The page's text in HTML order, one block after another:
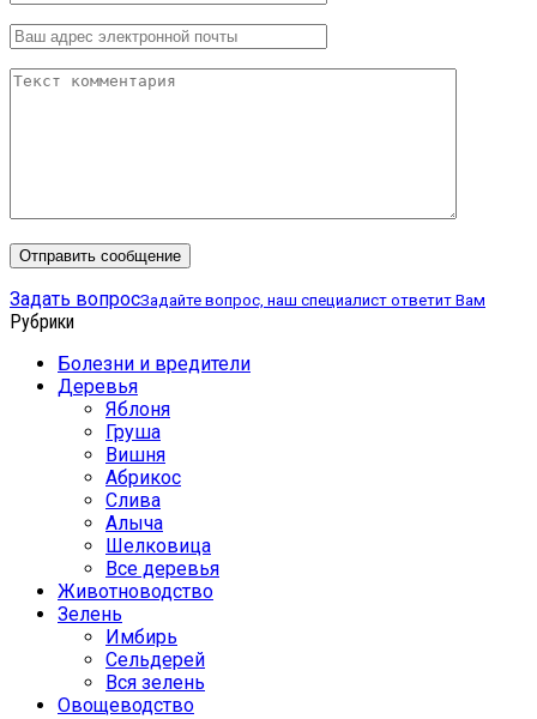
Задать вопросЗадайте вопрос, наш специалист ответит Вам
Рубрики
Болезни и вредители
Деревья
Яблоня
Груша
Вишня
Абрикос
Слива
Алыча
Шелковица
Все деревья
Животноводство
Зелень
Имбирь
Сельдерей
Вся зелень
Овощеводство